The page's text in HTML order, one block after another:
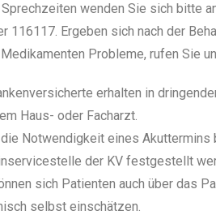
wenden Sie sich bitte
116117. Ergeben sich nach der
Medikamenten Probleme, rufen Sie
erhalten in
Haus- oder Facharzt.
Notwendigkeit eines Akuttermins
der KV festgestellt
sich Patienten auch über das
selbst einschätzen.